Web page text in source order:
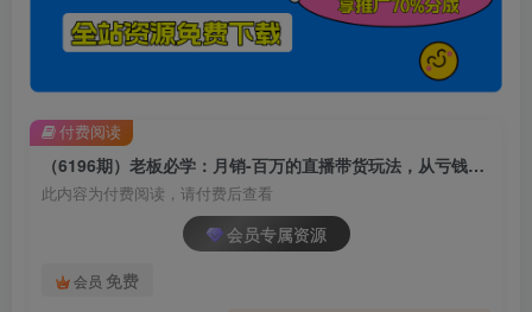
（6196期）老板必学：月销-百万的直播带货玩法，从亏钱到月入50万，听这门就够了
此内容为付费阅读，请付费后查看
会员专属资源
会员 免费
付费阅读